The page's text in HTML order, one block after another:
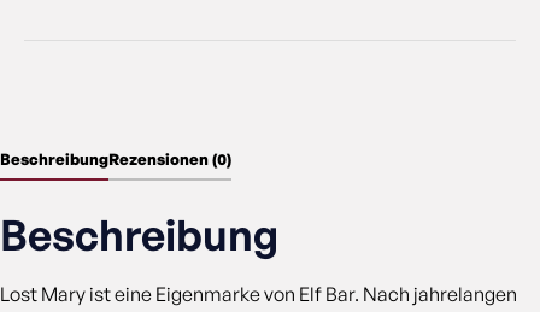
BeschreibungRezensionen (0)
Beschreibung
Lost Mary ist eine Eigenmarke von Elf Bar. Nach jahrelangen